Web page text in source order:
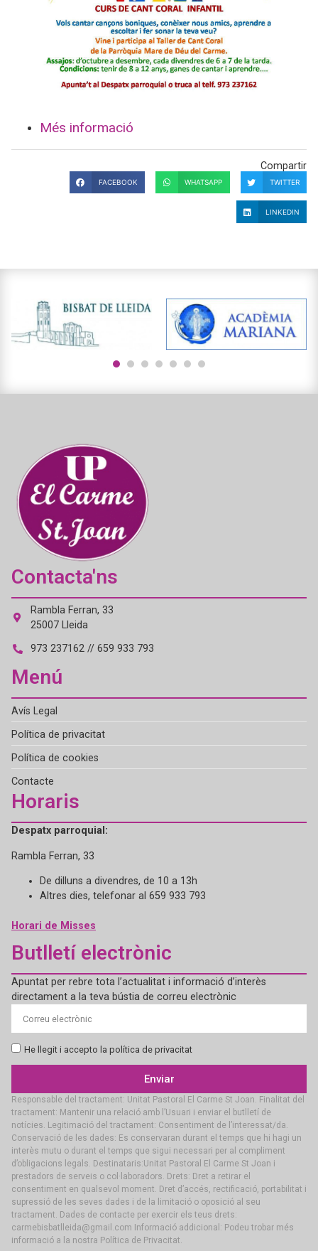
Més informació
Compartir
FACEBOOK WHATSAPP TWITTER
LINKEDIN
Contacta'ns
Rambla Ferran, 33
25007 Lleida
973 237162 // 659 933 793
Menú
Avís Legal
Política de privacitat
Política de cookies
Contacte
Horaris
Despatx parroquial:
Rambla Ferran, 33
De dilluns a divendres, de 10 a 13h
Altres dies, telefonar al 659 933 793
Horari de Misses
Butlletí electrònic
Apuntat per rebre tota l’actualitat i informació d’interès
directament a la teva bústia de correu electrònic
He llegit i accepto la política de privacitat
Enviar
Responsable del tractament: Unitat Pastoral El Carme St Joan. Finalitat del
tractament: Mantenir una relació amb l’Usuari i enviar el butlletí de
notícies. Legitimació del tractament: Consentiment de l’interessat/da.
Conservació de les dades: Es conservaran durant el temps que hi hagi un
interès mutu o durant el temps que sigui necessari per al compliment
d’obligacions legals. Destinataris:Unitat Pastoral El Carme St Joan i
prestadors de serveis o col·laboradors. Drets: Dret a retirar el
consentiment en qualsevol moment. Dret d’accés, rectificació, portabilitat i
supressió de les seves dades i de la limitació o oposició al seu
tractament. Dades de contacte per exercir els teus drets:
carmebisbatlleida@gmail.com Informació addicional: Podeu trobar més
informació a la nostra Política de Privacitat.